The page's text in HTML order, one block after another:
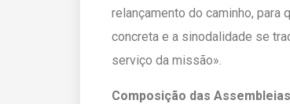
relançamento do caminho, para
concreta e a sinodalidade se
serviço da missão».
Composição das